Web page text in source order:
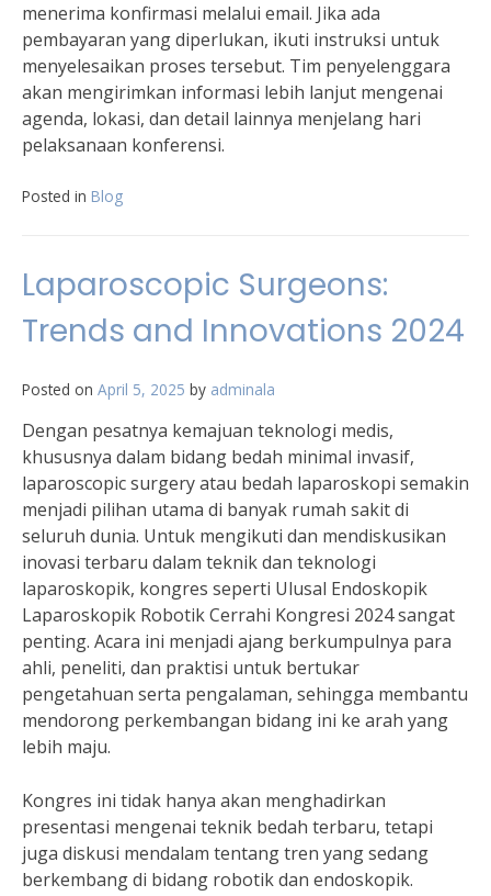
menerima konfirmasi melalui email. Jika ada
pembayaran yang diperlukan, ikuti instruksi untuk
menyelesaikan proses tersebut. Tim penyelenggara
akan mengirimkan informasi lebih lanjut mengenai
agenda, lokasi, dan detail lainnya menjelang hari
pelaksanaan konferensi.
Posted in Blog
Laparoscopic Surgeons:
Trends and Innovations 2024
Posted on April 5, 2025 by adminala
Dengan pesatnya kemajuan teknologi medis,
khususnya dalam bidang bedah minimal invasif,
laparoscopic surgery atau bedah laparoskopi semakin
menjadi pilihan utama di banyak rumah sakit di
seluruh dunia. Untuk mengikuti dan mendiskusikan
inovasi terbaru dalam teknik dan teknologi
laparoskopik, kongres seperti Ulusal Endoskopik
Laparoskopik Robotik Cerrahi Kongresi 2024 sangat
penting. Acara ini menjadi ajang berkumpulnya para
ahli, peneliti, dan praktisi untuk bertukar
pengetahuan serta pengalaman, sehingga membantu
mendorong perkembangan bidang ini ke arah yang
lebih maju.
Kongres ini tidak hanya akan menghadirkan
presentasi mengenai teknik bedah terbaru, tetapi
juga diskusi mendalam tentang tren yang sedang
berkembang di bidang robotik dan endoskopik.